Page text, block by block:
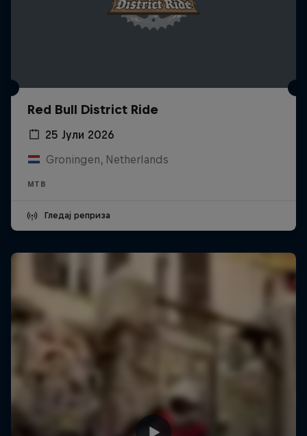
Red Bull District Ride
25 Јули 2026
Groningen, Netherlands
MTB
Гледај реприза